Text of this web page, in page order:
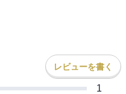
レビューを書く
1